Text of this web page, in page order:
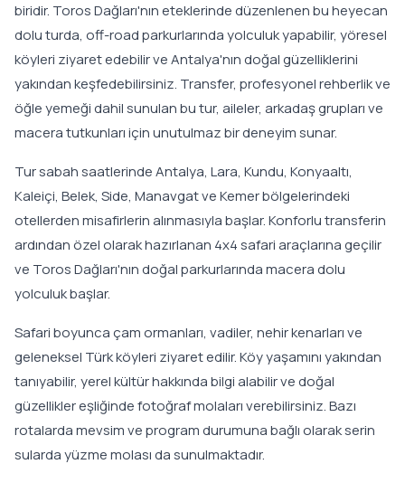
biridir. Toros Dağları'nın eteklerinde düzenlenen bu heyecan
dolu turda, off-road parkurlarında yolculuk yapabilir, yöresel
köyleri ziyaret edebilir ve Antalya'nın doğal güzelliklerini
yakından keşfedebilirsiniz. Transfer, profesyonel rehberlik ve
öğle yemeği dahil sunulan bu tur, aileler, arkadaş grupları ve
macera tutkunları için unutulmaz bir deneyim sunar.
Tur sabah saatlerinde Antalya, Lara, Kundu, Konyaaltı,
Kaleiçi, Belek, Side, Manavgat ve Kemer bölgelerindeki
otellerden misafirlerin alınmasıyla başlar. Konforlu transferin
ardından özel olarak hazırlanan 4x4 safari araçlarına geçilir
ve Toros Dağları'nın doğal parkurlarında macera dolu
yolculuk başlar.
Safari boyunca çam ormanları, vadiler, nehir kenarları ve
geleneksel Türk köyleri ziyaret edilir. Köy yaşamını yakından
tanıyabilir, yerel kültür hakkında bilgi alabilir ve doğal
güzellikler eşliğinde fotoğraf molaları verebilirsiniz. Bazı
rotalarda mevsim ve program durumuna bağlı olarak serin
sularda yüzme molası da sunulmaktadır.